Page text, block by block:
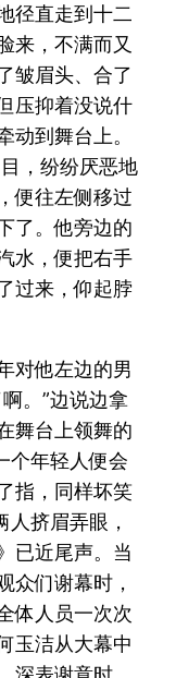
径直走到十二
来，不满而又
皱眉头、合了
压抑着没说什
动到舞台上。
，纷纷厌恶地
便往左侧移过
了。他旁边的
水，便把右手
过来，仰起脖
对他左边的男
。”边说边拿
舞台上领舞的
个年轻人便会
指，同样坏笑
人挤眉弄眼，
已近尾声。当
众们谢幕时，
体人员一次次
玉洁从大幕中